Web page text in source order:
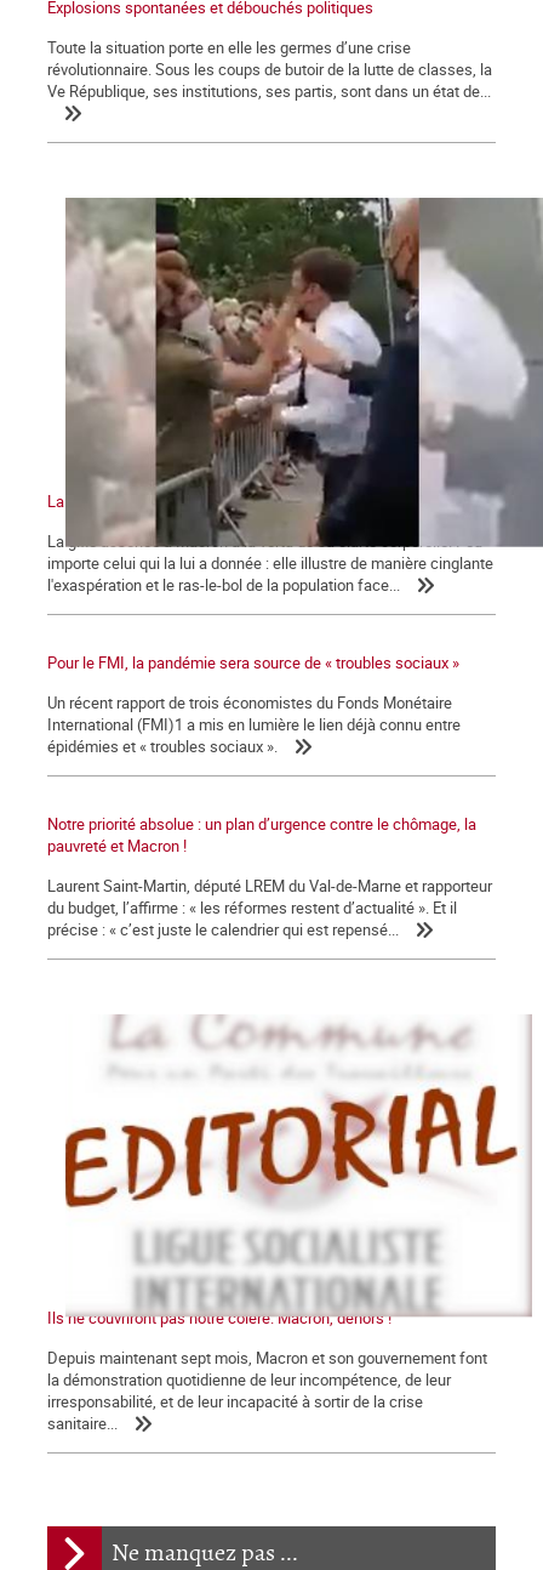
Ne manquez pas ...
Explosions spontanées et débouchés politiques
Toute la situation porte en elle les germes d’une crise
révolutionnaire. Sous les coups de butoir de la lutte de classes, la
Ve République, ses institutions, ses partis, sont dans un état de...
La gifle et la manifestation du 12 juin 2021
La gifle assénée à Macron a la vertu de sa clarté corporelle. Peu
importe celui qui la lui a donnée : elle illustre de manière cinglante
l'exaspération et le ras-le-bol de la population face...
Pour le FMI, la pandémie sera source de « troubles sociaux »
Un récent rapport de trois économistes du Fonds Monétaire
International (FMI)1 a mis en lumière le lien déjà connu entre
épidémies et « troubles sociaux ».
Notre priorité absolue : un plan d’urgence contre le chômage, la
pauvreté et Macron !
Laurent Saint-Martin, député LREM du Val-de-Marne et rapporteur
du budget, l’affirme : « les réformes restent d’actualité ». Et il
précise : « c’est juste le calendrier qui est repensé...
Ils ne couvriront pas notre colère. Macron, dehors !
Depuis maintenant sept mois, Macron et son gouvernement font
la démonstration quotidienne de leur incompétence, de leur
irresponsabilité, et de leur incapacité à sortir de la crise
sanitaire...